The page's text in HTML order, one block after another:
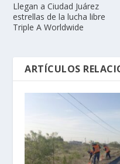
Llegan a Ciudad Juárez
estrellas de la lucha libre
Triple A Worldwide
ARTÍCULOS